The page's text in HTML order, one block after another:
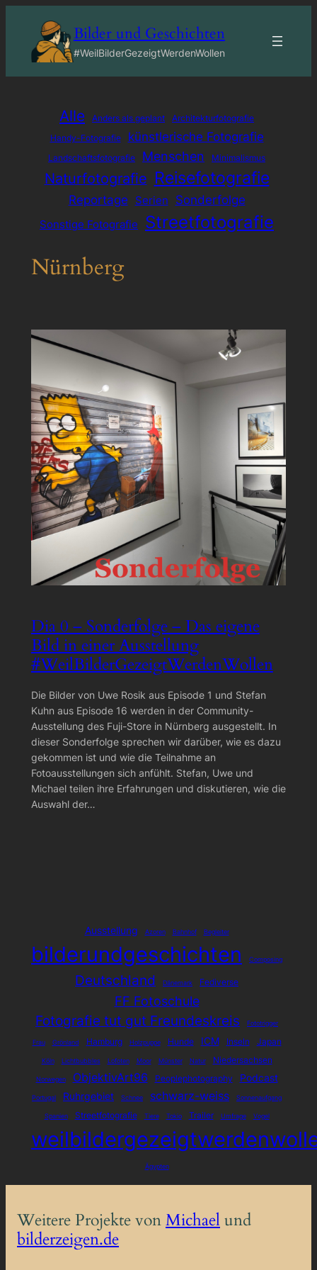
springen
Bilder und Geschichten
#WeilBilderGezeigtWerdenWollen
Alle Anders als geplant
Architekturfotografie
Handy-Fotografie
künstlerische Fotografie
Landschaftsfotografie Menschen Minimalismus
Naturfotografie Reisefotografie
Reportage Serien Sonderfolge
Sonstige Fotografie Streetfotografie
Nürnberg
Dia 0 – Sonderfolge – Das eigene
Bild in einer Ausstellung
#WeilBilderGezeigtWerdenWollen
Die Bilder von Uwe Rosik aus Episode 1 und Stefan
Kuhn aus Episode 16 werden in der Community-
Ausstellung des Fuji-Store in Nürnberg ausgestellt. In
dieser Sonderfolge sprechen wir darüber, wie es dazu
gekommen ist und wie die Teilnahme an
Fotoausstellungen sich anfühlt. Stefan, Uwe und
Michael teilen ihre Erfahrungen und diskutieren, wie die
Auswahl der…
Ausstellung Azoren Bahnhof Begleiter
bilderundgeschichten Composing
Deutschland Dänemark Fediverse
FF Fotoschule
Fotografie tut gut Freundeskreis Fototrigger
Frau Grönland Hamburg Holzpuppe Hunde ICM Inseln Japan
Köln Lichtbubbles Lofoten Moor Münster Natur Niedersachsen
Norwegen ObjektivArt96 Peoplephotography Podcast
Portugal Ruhrgebiet Schnee schwarz-weiss Sonnenaufgang
Spanien Streetfotografie Tiere Tokio Trailer Umfrage Vogel
Ägypten
Weitere Projekte vonMichaelund
bilderzeigen.de